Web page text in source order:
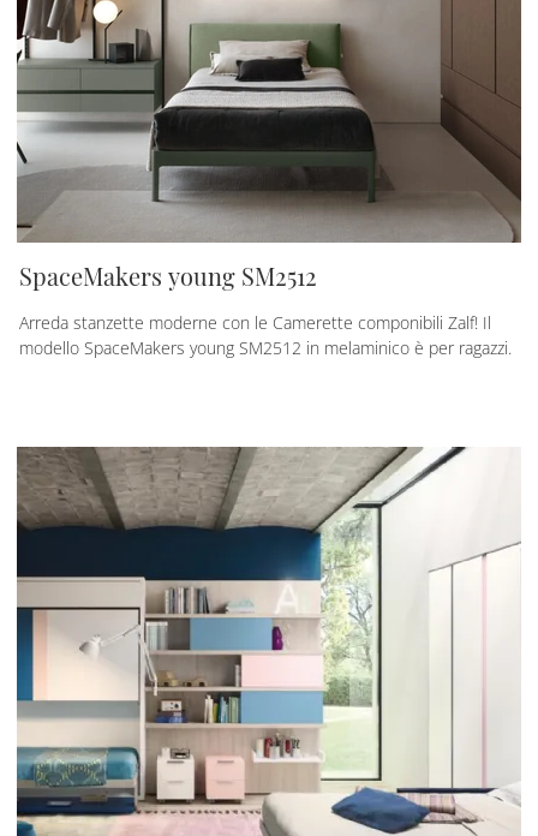
SpaceMakers young SM2512
Arreda stanzette moderne con le Camerette componibili Zalf! Il
modello SpaceMakers young SM2512 in melaminico è per ragazzi.